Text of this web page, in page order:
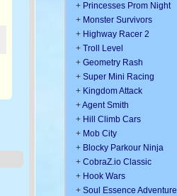
+ Princesses Prom Night
+ Monster Survivors
+ Highway Racer 2
+ Troll Level
+ Geometry Rash
+ Super Mini Racing
+ Kingdom Attack
+Agent Smith
+ Hill Climb Cars
+ Mob City
+ Blocky Parkour Ninja
+ CobraZ.io Classic
+ Hook Wars
+ Soul Essence Adventure